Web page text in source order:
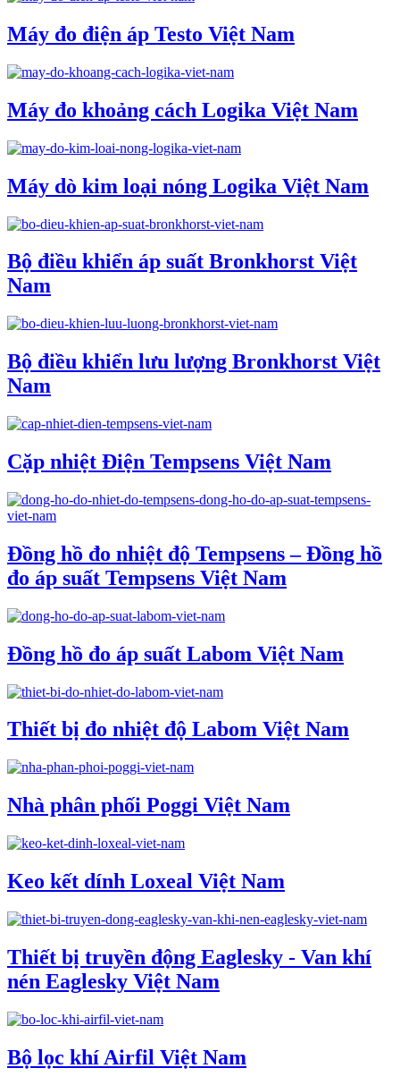
Máy đo điện áp Testo Việt Nam
Máy đo khoảng cách Logika Việt Nam
Máy dò kim loại nóng Logika Việt Nam
Bộ điều khiển áp suất Bronkhorst Việt
Nam
Bộ điều khiển lưu lượng Bronkhorst Việt
Nam
Cặp nhiệt Điện Tempsens Việt Nam
Đồng hồ đo nhiệt độ Tempsens – Đồng hồ
đo áp suất Tempsens Việt Nam
Đồng hồ đo áp suất Labom Việt Nam
Thiết bị đo nhiệt độ Labom Việt Nam
Nhà phân phối Poggi Việt Nam
Keo kết dính Loxeal Việt Nam
Thiết bị truyền động Eaglesky - Van khí
nén Eaglesky Việt Nam
Bộ lọc khí Airfil Việt Nam